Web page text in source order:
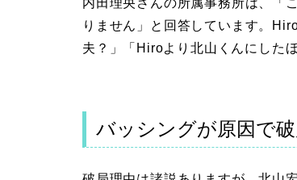
りません」と回答しています。
夫？」「Hiroより北山くんにした
バッシングが原因で破